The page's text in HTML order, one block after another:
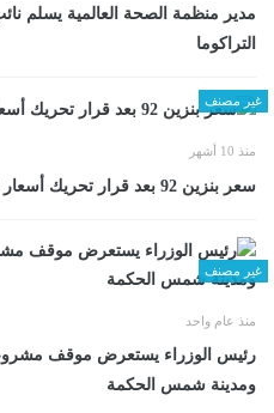
مدير منظمة الصحة العالمية يسلم
التراكوما
غير مصنف
منذ 10 أشهر
سعر بنزين 92 بعد قرار تحريك أسعار المنتجات البترولية
غير مصنف
منذ عام واحد
رئيس الوزراء يستعرض موقف
ومدينة شمس الحكمة